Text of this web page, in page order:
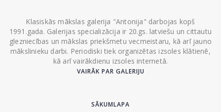
Klasiskās mākslas galerija "Antonija" darbojas kopš
1991.gada. Galerijas specializācija ir 20.gs. latviešu un cittautu
glezniecības un mākslas priekšmetu vecmeistaru, kā arī jauno
mākslinieku darbi. Periodiski tiek organizētas izsoles klātienē,
kā arī vairākdienu izsoles internetā.
VAIRĀK PAR GALERIJU
SĀKUMLAPA